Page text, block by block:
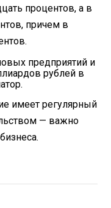
процентов, а в
причем в
предприятий и
рублей в
имеет регулярный
— важно